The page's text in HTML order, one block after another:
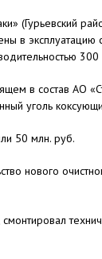
(Гурьевский
в эксплуатацию
300
в состав АО
уголь
50 млн. руб.
нового